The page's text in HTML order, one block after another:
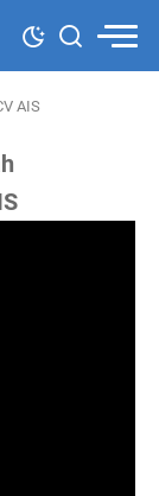
AIS